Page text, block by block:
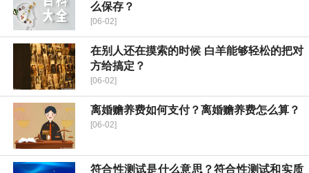
么保存？
[06-02]
在别人还在摸索的时候 白羊能够轻松的把对
方给搞定？
[06-02]
离婚赡养费如何支付？离婚赡养费怎么算？
[06-02]
符合性测试是什么意思？符合性测试和实质